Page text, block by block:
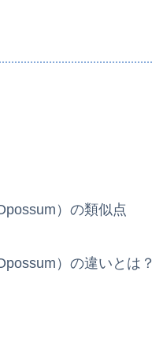
）の類似点
）の違いとは？